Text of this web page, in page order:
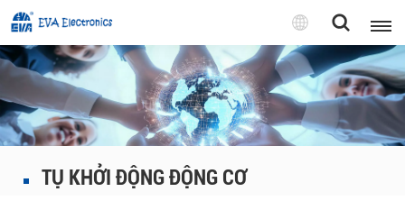
Tiếng
Việt
English
Pусский
TỤ KHỞI ĐỘNG ĐỘNG CƠ